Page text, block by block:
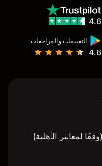
التقييمات والمراجعات
4.6
4.6